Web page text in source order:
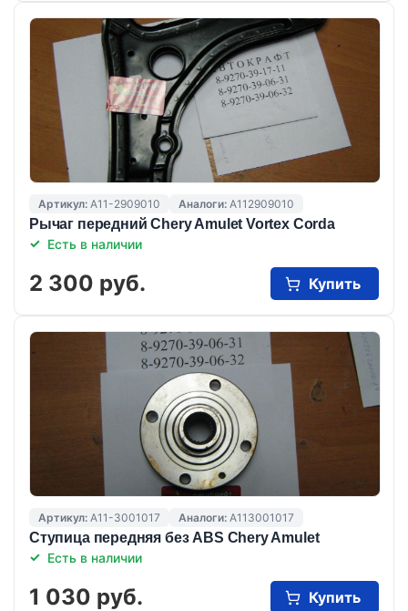
Артикул: A11-2909010 Аналоги: A112909010
Рычаг передний Chery Amulet Vortex Corda
Есть в наличии
2 300 руб. Купить
Артикул: A11-3001017 Аналоги: A113001017
Ступица передняя без ABS Chery Amulet
Есть в наличии
1 030 руб. Купить